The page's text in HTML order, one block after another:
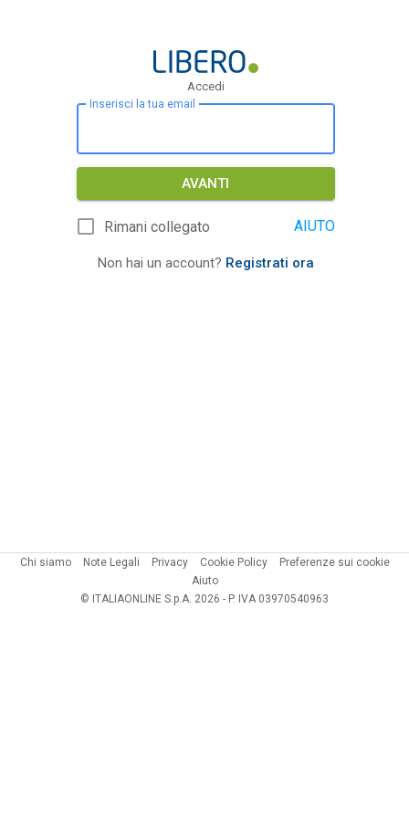
Accedi
Inserisci la tua email
AVANTI
Rimani collegato AIUTO
Non hai un account? Registrati ora
Chi siamo Note Legali Privacy Cookie Policy
Preferenze sui cookie
Aiuto
© ITALIAONLINE S.p.A. 2026 - P. IVA 03970540963